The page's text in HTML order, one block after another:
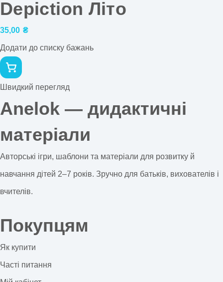
Depiction Літо
35,00 ₴
Додати до списку бажань
Швидкий перегляд
Anelok — дидактичні
матеріали
Авторські ігри, шаблони та матеріали для розвитку й
навчання дітей 2–7 років. Зручно для батьків, вихователів і
вчителів.
Покупцям
Як купити
Часті питання